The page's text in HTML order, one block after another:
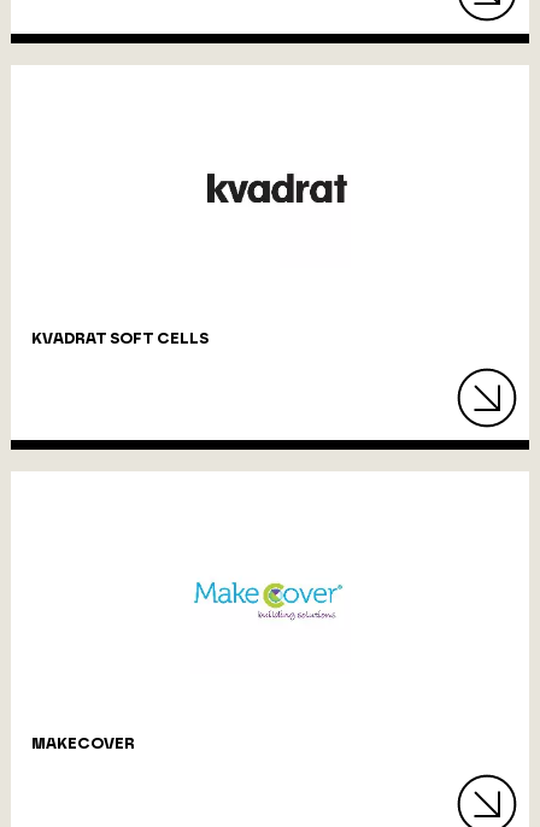
KVADRAT SOFT CELLS
MAKECOVER